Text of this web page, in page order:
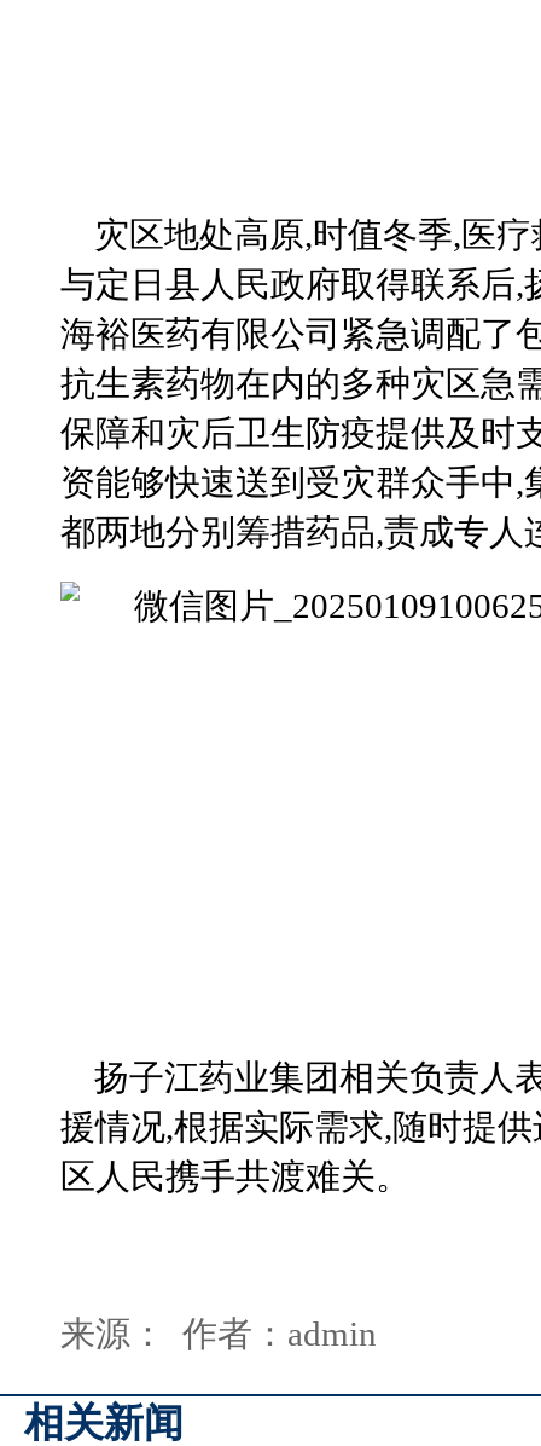
灾区地处高原,时值冬季,医
与定日县人民政府取得联系后,
海裕医药有限公司紧急调配了
抗生素药物在内的多种灾区急
保障和灾后卫生防疫提供及时
资能够快速送到受灾群众手中
都两地分别筹措药品,责成专人
扬子江药业集团相关负责人
援情况,根据实际需求,随时提
区人民携手共渡难关。
来源： 作者：admin
相关新闻